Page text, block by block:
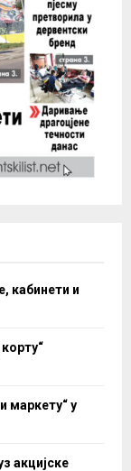
кабинети и
маркету“ у
акцијске